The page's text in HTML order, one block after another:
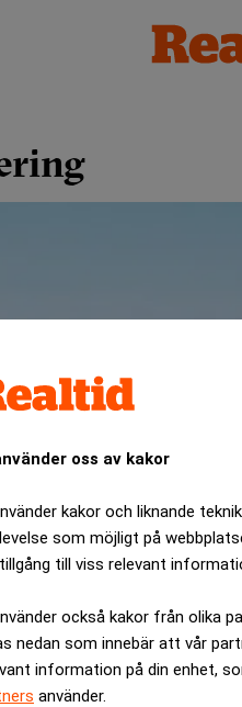
oss av kakor
kakor och liknande
som möjligt på
till viss relevant
också kakor från olika
nedan som innebär att vår
information på din enhet,
använder.